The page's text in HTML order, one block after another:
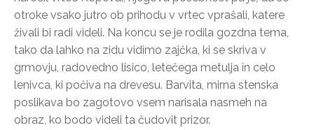
otroke vsako jutro ob prihodu v vrtec vprašali, katere
živali bi radi videli. Na koncu se je rodila gozdna tema,
tako da lahko na zidu vidimo zajčka, ki se skriva v
grmovju, radovedno lisico, letečega metulja in celo
lenivca, ki počiva na drevesu. Barvita, mirna stenska
poslikava bo zagotovo vsem narisala nasmeh na
obraz, ko bodo videli ta čudovit prizor.